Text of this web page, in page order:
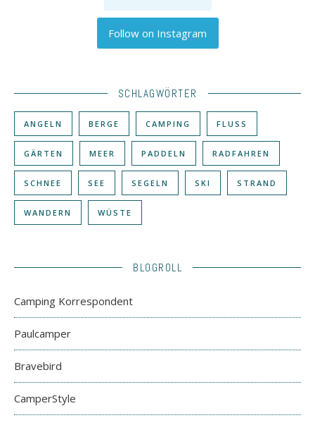
Follow on Instagram
SCHLAGWÖRTER
ANGELN BERGE CAMPING FLUSS
GÄRTEN MEER PADDELN RADFAHREN
SCHNEE SEE SEGELN SKI STRAND
WANDERN WÜSTE
BLOGROLL
Camping Korrespondent
Paulcamper
Bravebird
CamperStyle